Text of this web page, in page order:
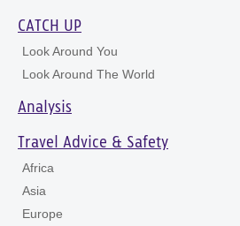
CATCH UP
Look Around You
Look Around The World
Analysis
Travel Advice & Safety
Africa
Asia
Europe